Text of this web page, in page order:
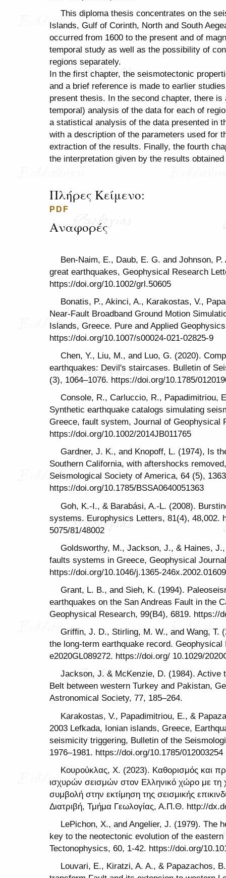
This diploma thesis concentrates on the
Islands, Gulf of Corinth, North and South
occurred from 1600 to the present and of
temporal study as well as the possibility of
regions separately.
In the first chapter, the seismotectonic
and a brief reference is made to earlier
present thesis. In the second chapter, there
temporal) analysis of the data for each of
a statistical analysis of the data presented in
with a description of the parameters used for
extraction of the results. Finally, the fourth
the interpretation given by the results
Πλήρες Κείμενο:
PDF
Αναφορές
Ben-Naim, E., Daub, E. G. and Johnson,
great earthquakes, Geophysical Research
https://doi.org/10.1002/grl.50605
Bonatis, P., Akinci, A., Karakostas, V.,
Near-Fault Broadband Ground Motion
Islands, Greece. Pure and Applied
https://doi.org/10.1007/s00024-021-02825-9
Chen, Y., Liu, M., and Luo, G. (2020).
earthquakes: Devil's staircases. Bulletin of
(3), 1064–1076. https://doi.org/10.1785/
Console, R., Carluccio, R., Papadimitriou,
Synthetic earthquake catalogs simulating
Greece, fault system, Journal of Geophysical
https://doi.org/10.1002/2014JB011765
Gardner, J. K., and Knopoff, L. (1974), Is
Southern California, with aftershocks
Seismological Society of America, 64 (5),
https://doi.org/10.1785/BSSA0640051363
Goh, K.‐I., & Barabási, A.‐L. (2008).
systems. Europhysics Letters, 81(4), 48,002.
5075/81/48002
Goldsworthy, M., Jackson, J., & Haines,
faults systems in Greece, Geophysical
https://doi.org/10.1046/j.1365-
Grant, L. B., and Sieh, K. (1994).
earthquakes on the San Andreas Fault in the
Geophysical Research, 99(B4), 6819. https://
Grifﬁn, J. D., Stirling, M. W., and Wang, T.
the long‐term earthquake record.
e2020GL089272. https://doi.org/ 10.1029/
Jackson, J. & McKenzie, D. (1984). Active
Belt between western Turkey and Pakistan,
Astronomical Society, 77, 185–264.
Karakostas, V., Papadimitriou, E., &
2003 Lefkada, Ionian islands, Greece,
seismicity triggering, Bulletin of the
1976–1981. https://doi.org/10.1785/012003254
Κουρούκλας, Χ. (2023). Καθορισμός και
ισχυρών σεισμών στον Ελληνικό χώρο με
συμβολή στην εκτίμηση της σεισμικής
Διατριβή, Τμήμα Γεωλογίας, Α.Π.Θ. http://
LePichon, X., and Angelier, J. (1979). The
key to the neotectonic evolution of the
Tectonophysics, 60, 1-42. https://doi.org/
Louvari, E., Kiratzi, A. A., & Papazachos,